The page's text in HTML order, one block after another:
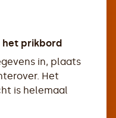
het prikbord
in, plaats
Het
is helemaal